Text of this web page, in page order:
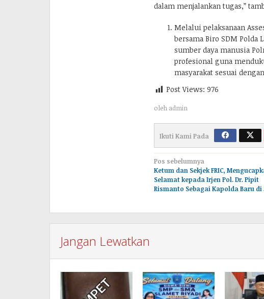
dalam menjalankan tugas,”
Melalui pelaksanaan
bersama Biro SDM Polda
sumber daya manusia
profesional guna
masyarakat sesuai
Post Views: 976
oleh admin
Ikuti Kami Pada
Navigasi
pos
Pos sebelumnya
Ketum dan Sekjek FRIC,
Selamat kepada Irjen Pol. Dr. Pipit
Rismanto Sebagai Kapolda Baru di
Jangan Lewatkan